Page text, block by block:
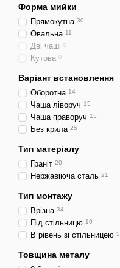
Форма мийки
Прямокутна 30
Овальна 11
Дві чаші 0
Кутова 0
Варіант встановлення
Оборотна 14
Чаша ліворуч 15
Чаша праворуч 15
Без крила 25
Тип матеріалу
Граніт 20
Нержавіюча сталь 21
Тип монтажу
Врізна 34
Під стільницю 10
В рівень зі стільницею 5
Товщина металу